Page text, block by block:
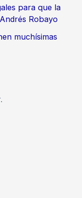
para que la
Robayo
muchísimas